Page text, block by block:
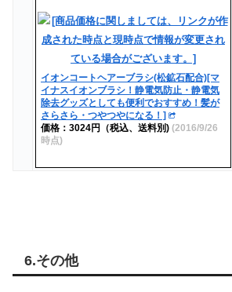
イオンコートヘアーブラシ(松鉱石配合)[マ
イナスイオンブラシ！静電気防止・静電気
除去グッズとしても便利でおすすめ！髪が
さらさら・つやつやになる！]
価格：3024円（税込、送料別) (2016/9/26
時点)
6.その他